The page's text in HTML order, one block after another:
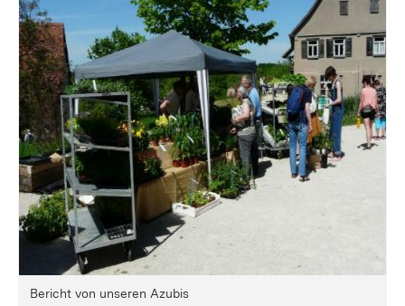
Bericht von unseren Azubis